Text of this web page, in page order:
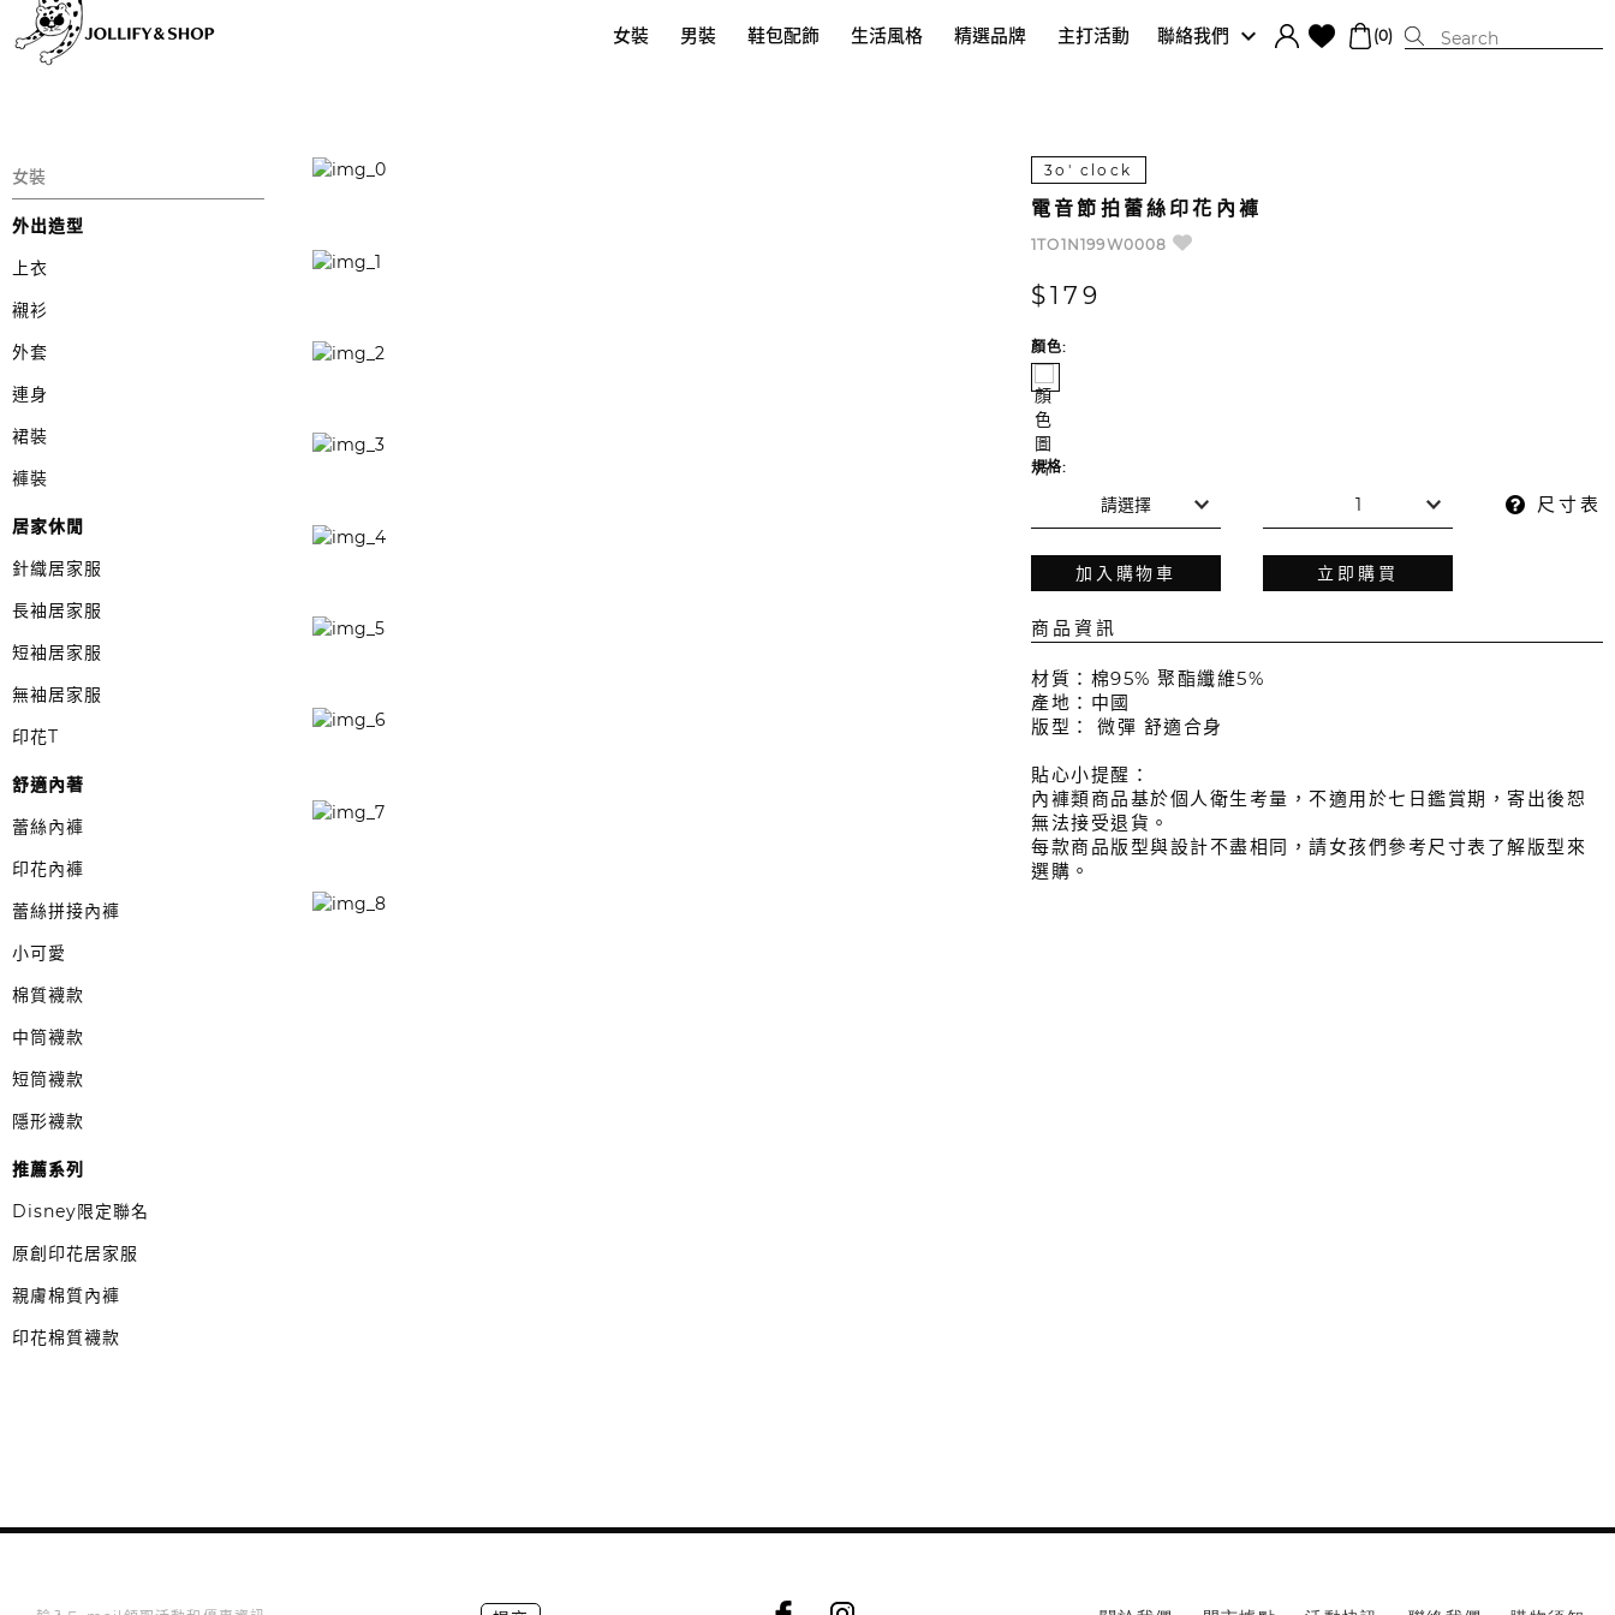
聯絡我們 (0)
女裝 男裝 鞋包配飾 生活風格 精選品牌 主打活動
女裝
外出造型
上衣
襯衫
外套
連身
裙裝
褲裝
居家休閒
針織居家服
長袖居家服
短袖居家服
無袖居家服
印花T
舒適內著
蕾絲內褲
印花內褲
蕾絲拼接內褲
小可愛
棉質襪款
中筒襪款
短筒襪款
隱形襪款
推薦系列
Disney限定聯名
原創印花居家服
親膚棉質內褲
印花棉質襪款
3o' clock
電音節拍蕾絲印花內褲
1TO1N199W0008
$179
顏色:
規格:
尺寸表
加入購物車 立即購買
商品資訊
材質：棉95% 聚酯纖維5%
產地：中國
版型： 微彈 舒適合身
貼心小提醒：
內褲類商品基於個人衛生考量，不適用於七日鑑賞期，寄出後恕
無法接受退貨。
每款商品版型與設計不盡相同，請女孩們參考尺寸表了解版型來
選購。